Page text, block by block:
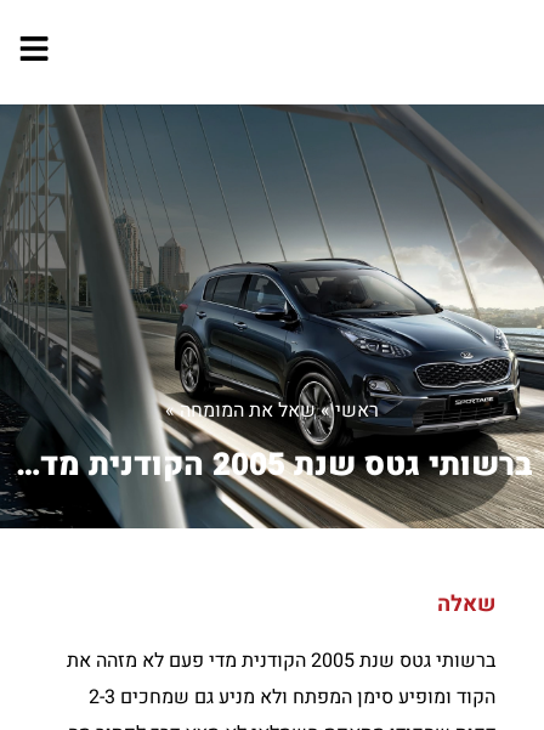
ראשי»שאל את המומחה»
ברשותי גטס שנת 2005 הקודנית מדי פעם ל...
שאלה
ברשותי גטס שנת 2005 הקודנית מדי פעם לא מזהה את
הקוד ומופיע סימן המפתח ולא מניע גם שמחכים 2-3